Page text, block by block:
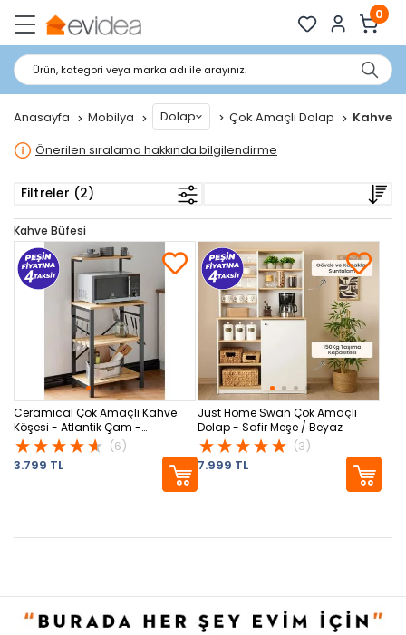
0
Ürün, kategori veya marka adı ile arayınız.
Anasayfa Mobilya Dolap Çok Amaçlı Dolap Kahve
Önerilen sıralama hakkında bilgilendirme
Filtreler (2)
Kahve Büfesi
Ceramical Çok Amaçlı Kahve
Köşesi - Atlantik Çam -
128x40x60 cm
(6)
3.799 TL
Just Home Swan Çok Amaçlı
Dolap - Safir Meşe / Beyaz
(3)
7.999 TL